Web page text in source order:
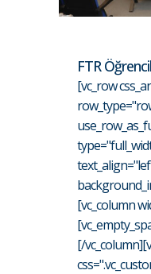
FTR
[vc_row
[vc_column
[/